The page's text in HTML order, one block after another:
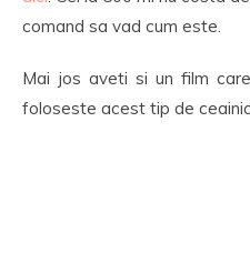
comand sa vad cum este.
Mai jos aveti si un film
foloseste acest tip de